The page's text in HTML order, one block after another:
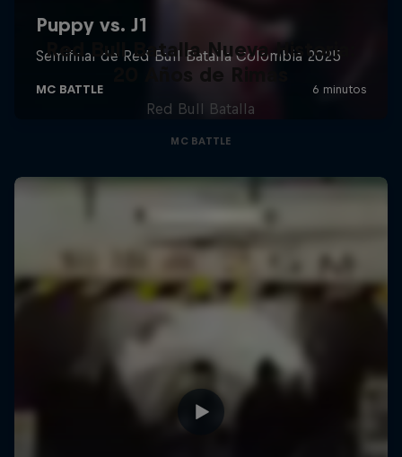
Red Bull Batalla Nueva Historia:
20 Años de Rimas
Red Bull Batalla
MC BATTLE